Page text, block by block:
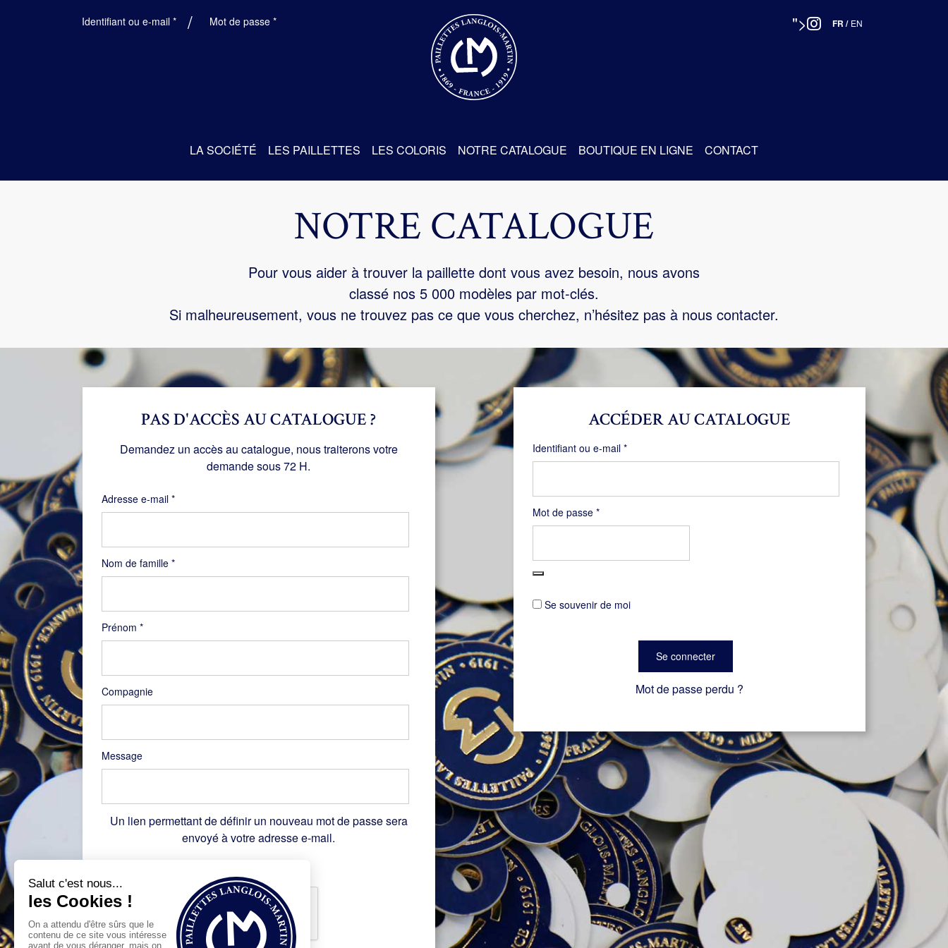
Identifiant ou e-mail *ObligatoireMot de passe *Obligatoire "> FR / EN
LA SOCIÉTÉ LES PAILLETTES LES COLORIS NOTRE CATALOGUE BOUTIQUE EN LIGNE CONTACT
NOTRE CATALOGUE
Pour vous aider à trouver la paillette dont vous avez besoin, nous avons
classé nos 5 000 modèles par mot-clés.
Si malheureusement, vous ne trouvez pas ce que vous cherchez, n’hésitez pas à nous contacter.
ACCÉDER AU CATALOGUE
Identifiant ou e-mail *Obligatoire
Mot de passe *Obligatoire
Se souvenir de moi
Se connecter
Mot de passe perdu ?
Nom de famille *
Prénom *
Compagnie
Message
PAS D'ACCÈS AU CATALOGUE ?
Demandez un accès au catalogue, nous traiterons votre
demande sous 72 H.
Adresse e-mail *Obligatoire
Un lien permettant de définir un nouveau mot de passe sera
envoyé à votre adresse e-mail.